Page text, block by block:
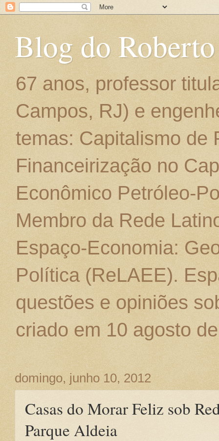
Blog do
67 anos, professor
Campos, RJ) e
temas: Capitalismo de
Financeirização no
Econômico Petróleo-
Membro da Rede
Espaço-Economia:
Política (ReLAEE).
questões e opiniões
criado em 10 agosto
domingo, junho 10, 2012
Casas do Morar Feliz sob
Parque Aldeia